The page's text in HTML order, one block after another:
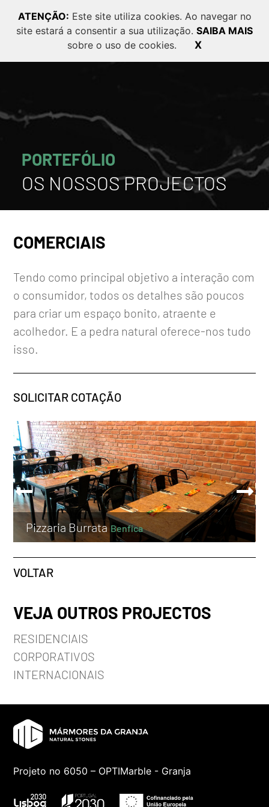
ATENÇÃO: Este site utiliza cookies. Ao navegar no
site estará a consentir a sua utilização. SAIBA MAIS
sobre o uso de cookies.
X
PT EN FR
PORTEFÓLIO
OS NOSSOS PROJECTOS
COMERCIAIS
Tendo como principal objetivo a interação com
o consumidor, todos os detalhes são poucos
para criar um espaço bonito, atraente e
acolhedor. E a pedra natural oferece-nos tudo
isso.
SOLICITAR COTAÇÃO
Pizzaria Burrata Benfica
VOLTAR
VEJA OUTROS PROJECTOS
RESIDENCIAIS
CORPORATIVOS
INTERNACIONAIS
Projeto no 6050 – OPTIMarble - Granja